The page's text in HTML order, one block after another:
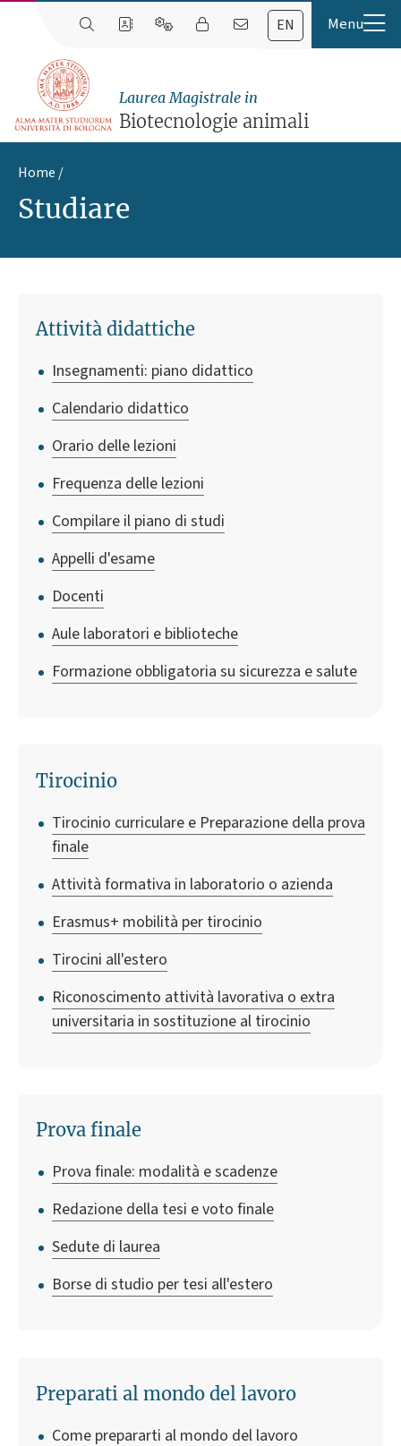
EN
Laurea Magistrale in
Biotecnologie animali
Home
Studiare
Attività didattiche
Insegnamenti: piano didattico
Calendario didattico
Orario delle lezioni
Frequenza delle lezioni
Compilare il piano di studi
Appelli d'esame
Docenti
Aule laboratori e biblioteche
Formazione obbligatoria su sicurezza e salute
Tirocinio
Tirocinio curriculare e Preparazione della prova
finale
Attività formativa in laboratorio o azienda
Erasmus+ mobilità per tirocinio
Tirocini all'estero
Riconoscimento attività lavorativa o extra
universitaria in sostituzione al tirocinio
Prova finale
Prova finale: modalità e scadenze
Redazione della tesi e voto finale
Sedute di laurea
Borse di studio per tesi all'estero
Preparati al mondo del lavoro
Come prepararti al mondo del lavoro